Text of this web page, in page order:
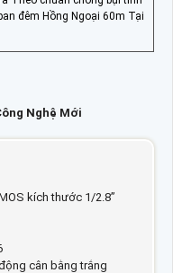
đêm Hồng Ngoại 60m Tại
Nghệ Mới
kích thước 1/2.8”
cân bằng trắng